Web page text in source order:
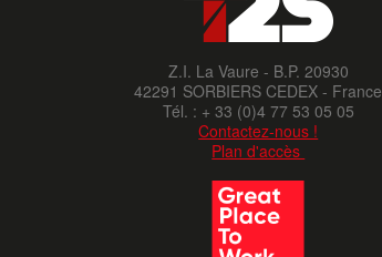
Z.I. La Vaure - B.P. 20930
42291 SORBIERS CEDEX - France
Tél. : + 33 (0)4 77 53 05 05
Contactez-nous !
Plan d'accès